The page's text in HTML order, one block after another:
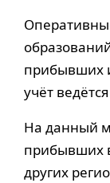
прибывших
учёт
На данный
прибывших
других